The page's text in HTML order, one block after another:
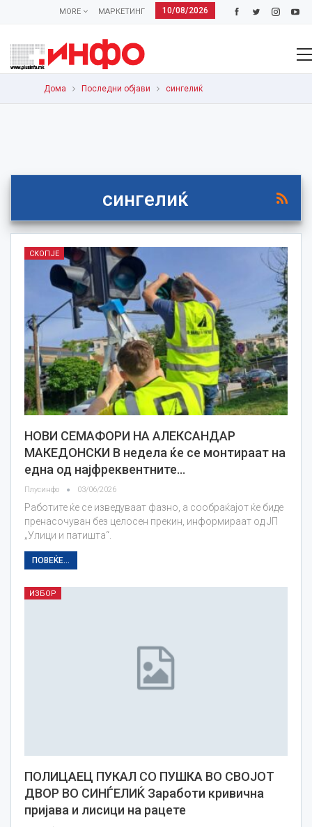
10/08/2026
МАРКЕТИНГ
MORE
Дома Последни објави сингелиќ
сингелиќ
СКОПЈЕ
НОВИ СЕМАФОРИ НА АЛЕКСАНДАР
МАКЕДОНСКИ В недела ќе се монтираат на
една од најфреквентните…
Плусинфо 03/06/2026
Работите ќе се изведуваат фазно, а сообраќајот ќе биде
пренасочуван без целосен прекин, информираат од ЈП
„Улици и патишта“.
ПОВЕЌЕ...
ИЗБОР
ПОЛИЦАЕЦ ПУКАЛ СО ПУШКА ВО СВОЈОТ
ДВОР ВО СИНЃЕЛИЌ Заработи кривична
пријава и лисици на рацете